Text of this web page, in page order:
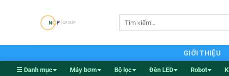
dung
GIỚI THIỆU
☰ Danh mục Máy bơm Bộ lọc Đèn LED Robot